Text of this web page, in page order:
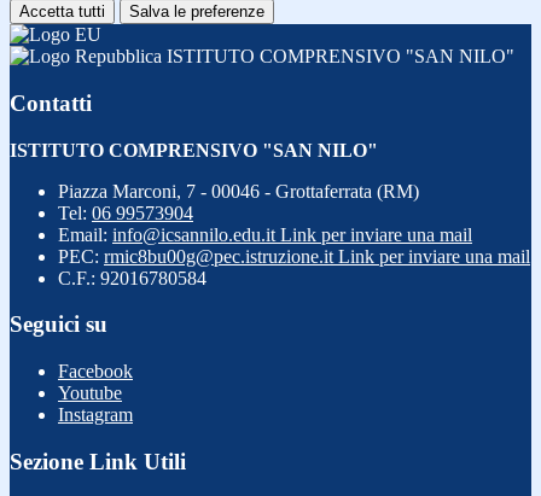
Accetta tutti Salva le preferenze
ISTITUTO COMPRENSIVO "SAN NILO"
Contatti
ISTITUTO COMPRENSIVO "SAN NILO"
Piazza Marconi, 7 - 00046 - Grottaferrata (RM)
Tel: 06 99573904
Email: info@icsannilo.edu.it Link per inviare una mail
PEC: rmic8bu00g@pec.istruzione.it Link per inviare una mail
C.F.: 92016780584
Seguici su
Facebook
Youtube
Instagram
Sezione Link Utili